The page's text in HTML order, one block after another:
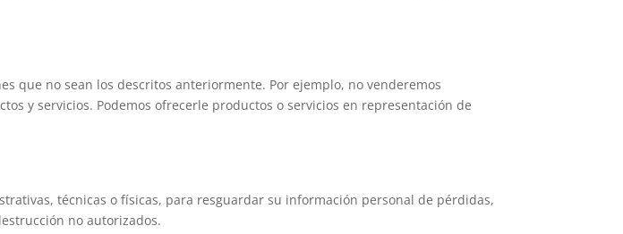
que no sean los descritos anteriormente. Por ejemplo, no venderemos
y servicios. Podemos ofrecerle productos o servicios en representación de
técnicas o físicas, para resguardar su información personal de pérdidas,
no autorizados.